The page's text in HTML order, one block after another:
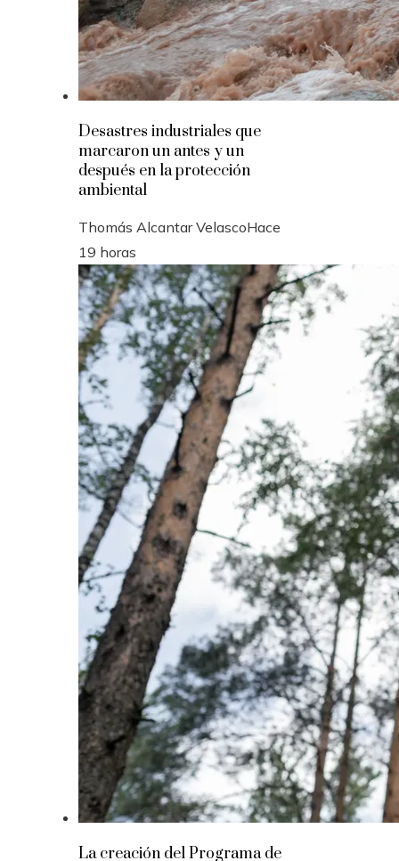
Desastres industriales que
marcaron un antes y un
después en la protección
ambiental
Thomás Alcantar VelascoHace
19 horas
La creación del Programa de